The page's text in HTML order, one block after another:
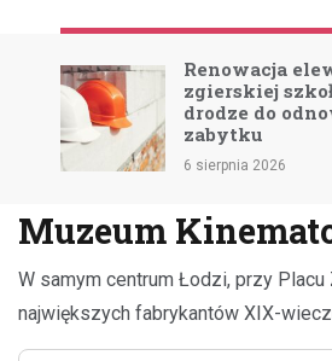
Renowacja
zgierskiej
drodze do
zabytku
6 sierpnia 2026
Muzeum
W samym centrum Łodzi, przy
największych fabrykantów XIX-